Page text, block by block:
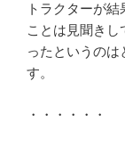
トラクターが
ことは見聞き
ったというの
す。
・・・・・・